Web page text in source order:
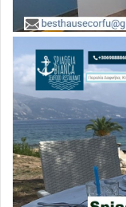
Ανεξάρτητων
τους:Γαβριήλ
Χατζηχρυσό
,
Καλαίμη,
Γιολδασέα,
ΑΝ.ΕΛ.,Ειρήνη-
ΑΝ.ΕΛ.,Κατερίνα
στελέχη της
Στο υπουργείο
εξαδέλφου του